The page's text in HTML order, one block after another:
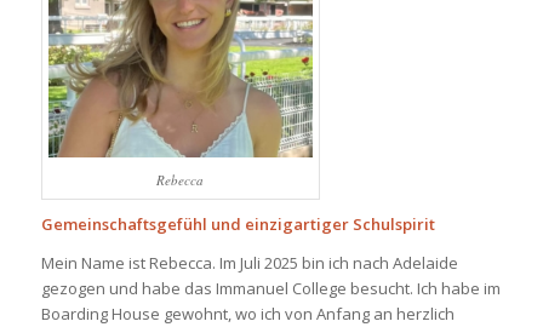
Rebecca
Gemeinschaftsgefühl und einzigartiger Schulspirit
Mein Name ist Rebecca. Im Juli 2025 bin ich nach Adelaide
gezogen und habe das Immanuel College besucht. Ich habe im
Boarding House gewohnt, wo ich von Anfang an herzlich